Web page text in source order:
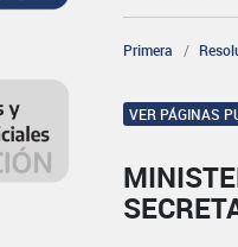
Primera
VER PÁGINAS